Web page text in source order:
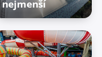
nejmenší